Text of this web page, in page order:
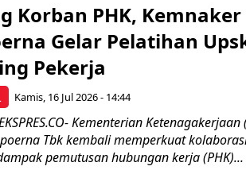
Korban PHK, Kemnaker
Gelar Pelatihan
Pekerja
Kamis, 16 Jul 2026 - 14:44
Kementerian
Tbk kembali memperkuat
pemutusan hubungan kerja (PHK)...